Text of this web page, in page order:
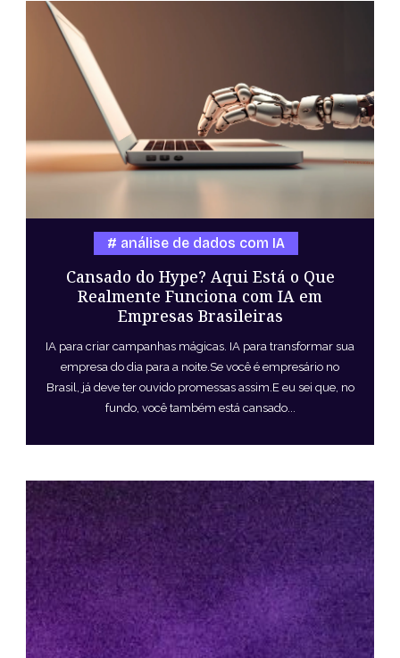
Cansado do Hype? Aqui Está o Que
Realmente Funciona com IA em
Empresas Brasileiras
análise de dados com IA
IA para criar campanhas mágicas. IA para transformar sua
empresa do dia para a noite.Se você é empresário no
Brasil, já deve ter ouvido promessas assim.E eu sei que, no
fundo, você também está cansado...